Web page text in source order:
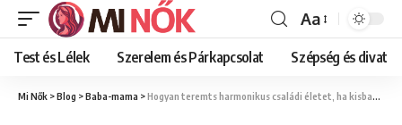
Font
Resizer
Aa
Test és Lélek Szerelem és Párkapcsolat Szépség és divat
Mi Nők >Blog >Baba-mama >Hogyan teremts harmonikus családi életet, ha kisbabával bővül a család?